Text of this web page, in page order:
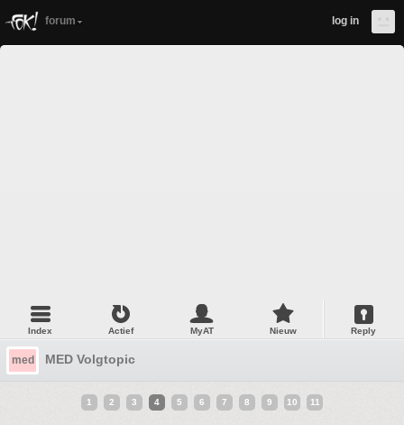
forum log in
Index Actief MyAT Nieuw Reply
med MED Volgtopic
1 2 3 4 5 6 7 8 9 10 11